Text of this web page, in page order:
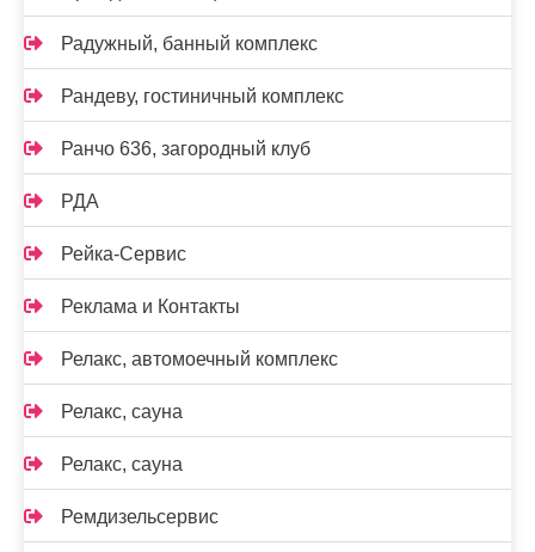
Радужный, банный комплекс
Рандеву, гостиничный комплекс
Ранчо 636, загородный клуб
РДА
Рейка-Сервис
Реклама и Контакты
Релакс, автомоечный комплекс
Релакс, сауна
Релакс, сауна
Ремдизельсервис